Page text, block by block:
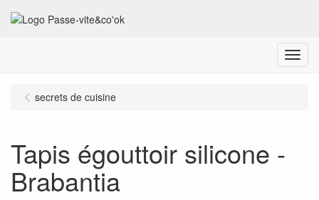
Menu
secrets de cuisine
Tapis égouttoir silicone -
Brabantia